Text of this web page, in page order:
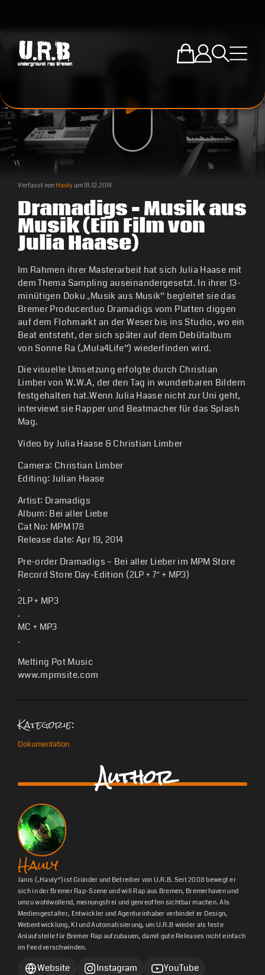
Zum U.R.B-
Einloggen
SucheMenü
Verfasst vonHaulyam18.12.2014
Dramadigs – Musik aus
Musik (Ein Film von
Julia Haase)
Im Rahmen ihrer Masterarbeit hat sich Julia Haase mit
dem Thema Sampling auseinandergesetzt. In ihrer 13-
minütigen Doku „Musik aus Musik“ begleitet sie das
Bremer Producerduo Dramadigs vom Platten diggen
auf dem Flohmarkt an der Weser bis ins Studio, wo ein
Beat entsteht, der sich später auf dem Debütalbum
von Sonne Ra („Mula4Life“) wiederfinden wird.
Die visuelle Umsetzung erfolgte durch Christian
Limber von W.W.A, der den Tag in wunderbaren Bildern
festgehalten hat.Wenn Julia Haase nicht zur Uni geht,
interviewt sie Rapper und Beatmacher für das Splash
Mag.
Video by Julia Haase & Christian Limber
Camera: Christian Limber
Editing: Julian Haase
Artist: Dramadigs
Album: Bei aller Liebe
Cat No: MPM 178
Release date: Apr 19, 2014
Pre-order Dramadigs – Bei aller Lieber im MPM Store
Record Store Day-Edition (2LP + 7″ + MP3)
.
2LP + MP3
.
MC + MP3
.
Melting Pot Music
www.mpmsite.com
Kategorie:
Dokumentation
Author
Hauly
Janis („Hauly“) ist Gründer und Betreiber von U.R.B. Seit 2008 bewegt er
sich in der Bremer Rap-Szene und will Rap aus Bremen, Bremerhaven und
umzu wohlwollend, meinungsfrei und genreoffen sichtbar machen. Als
Mediengestalter, Entwickler und Agenturinhaber verbindet er Design,
Webentwicklung, KI und Automatisierung, um U.R.B wieder als feste
Anlaufstelle für Bremer Rap aufzubauen, damit gute Releases nicht einfach
im Feed verschwinden.
Website Instagram YouTube